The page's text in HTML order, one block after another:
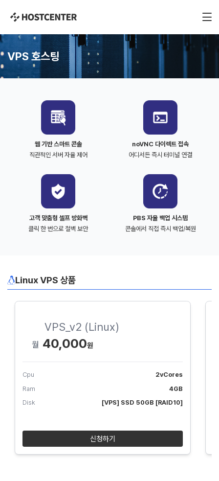
VPS 호스팅
웹 기반 스마트 콘솔
직관적인 서버 자율 제어
noVNC 다이렉트 접속
어디서든 즉시 터미널 연결
고객 맞춤형 셀프 방화벽
클릭 한 번으로 철벽 보안
PBS 자율 백업 시스템
콘솔에서 직접 즉시 백업/복원
Linux VPS 상품
VPS_v2 (Linux)
월 40,000
Cpu
2vCores
Ram
4GB
Disk
[VPS] SSD 50GB [RAID10]
신청하기